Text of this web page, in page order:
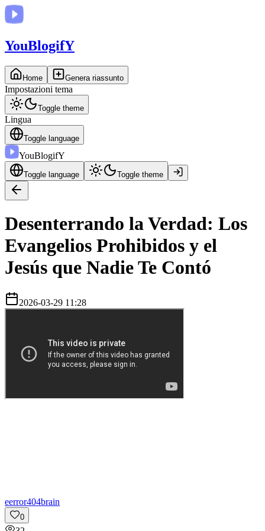
YouBlogifY
Home Genera riassunto
Impostazioni tema
Toggle theme
Lingua
Toggle language
YouBlogifY
Toggle language Toggle theme
Desenterrando la Verdad: Los
Evangelios Prohibidos y el
Jesús que Nadie Te Contó
2026-03-29 11:28
eerror404brain
0